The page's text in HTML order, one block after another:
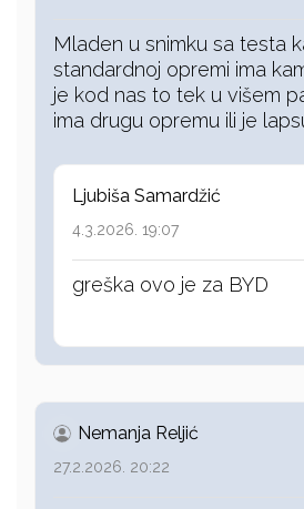
Mladen u snimku sa testa
standardnoj opremi ima
je kod nas to tek u višem
ima drugu opremu ili je
Ljubiša Samardžić
4.3.2026. 19:07
greška ovo je za BYD
Nemanja Reljić
27.2.2026. 20:22